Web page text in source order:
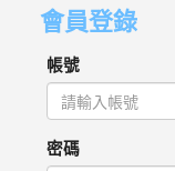
會員登錄
帳號
密碼